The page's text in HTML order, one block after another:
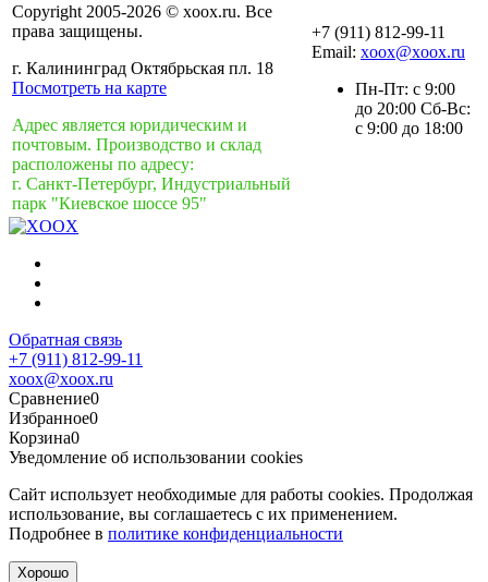
Copyright 2005-2026 © xoox.ru. Все
права защищены.
г. Калининград Октябрьская пл. 18
Посмотреть на карте
Адрес является юридическим и
почтовым. Производство и склад
расположены по адресу:
г. Санкт-Петербург, Индустриальный
парк "Киевское шоссе 95"
+7 (911) 812-99-11
Email: xoox@xoox.ru
Пн-Пт: с 9:00
до 20:00 Сб-Вс:
с 9:00 до 18:00
Обратная связь
+7 (911) 812-99-11
xoox@xoox.ru
Сравнение0
Избранное0
Корзина0
Уведомление об использовании cookies
Сайт использует необходимые для работы cookies. Продолжая
использование, вы соглашаетесь с их применением.
Подробнее в политике конфиденциальности
Хорошо